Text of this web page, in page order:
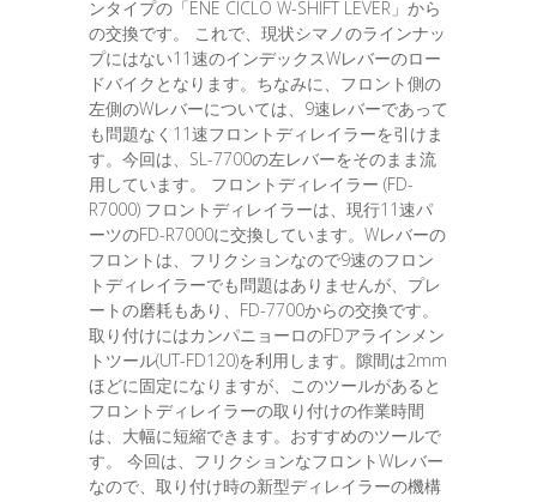
ンタイプの「ENE CICLO W-SHIFT LEVER」から
の交換です。 これで、現状シマノのラインナッ
プにはない11速のインデックスWレバーのロー
ドバイクとなります。ちなみに、フロント側の
左側のWレバーについては、9速レバーであって
も問題なく11速フロントディレイラーを引けま
す。今回は、SL-7700の左レバーをそのまま流
用しています。 フロントディレイラー (FD-
R7000) フロントディレイラーは、現行11速パ
ーツのFD-R7000に交換しています。Wレバーの
フロントは、フリクションなので9速のフロン
トディレイラーでも問題はありませんが、プレ
ートの磨耗もあり、FD-7700からの交換です。
取り付けにはカンパニョーロのFDアラインメン
トツール(UT-FD120)を利用します。隙間は2mm
ほどに固定になりますが、このツールがあると
フロントディレイラーの取り付けの作業時間
は、大幅に短縮できます。おすすめのツールで
す。 今回は、フリクションなフロントWレバー
なので、取り付け時の新型ディレイラーの機構